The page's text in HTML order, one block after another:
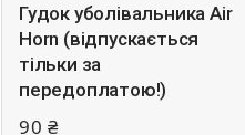
Гудок уболівальника Air
Horn (відпускається
тільки за
передоплатою!)
90 ₴